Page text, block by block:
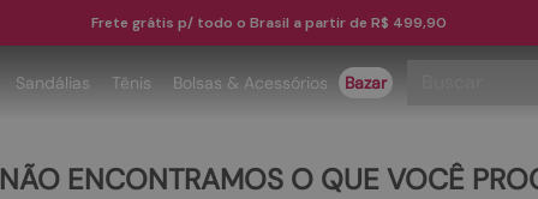
Frete grátis p/ todo o Brasil a partir de R$ 499,90
Sandálias Tênis Bolsas & Acessórios Bazar
ENCONTRAMOS O QUE VOCÊ
1º
papete